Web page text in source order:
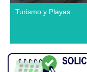
Turismo y Playas